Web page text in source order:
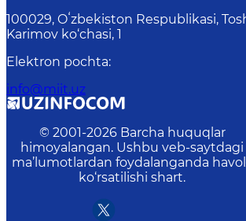
100029, Oʻzbekiston Respublikasi,
Karimov ko‘chasi, 1
Elektron pochta:
info@miit.uz
© 2001-2026 Barcha huquqlar
himoyalangan. Ushbu veb-saytdagi
ma’lumotlardan foydalanganda
ko‘rsatilishi shart.